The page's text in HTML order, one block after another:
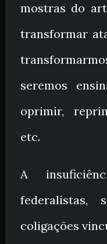
mostras do
transformar
seremos
oprimir,
etc.
A
federalistas,
coligações